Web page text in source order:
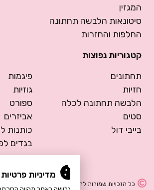
המגזין
סיטונאות הלבשה תחתונה
החלפות והחזרות
קטגוריות נפוצות
תחתונים
חזיות
הלבשה תחתונה לכלה
סטים
בייבי דול
פיגמות
גוזיות
ספורט
אביזרים
כותנות
בגדים
כל הזכויות שמורות להרמוסה – הלבשה תחתונה
מדיניות פרטיות